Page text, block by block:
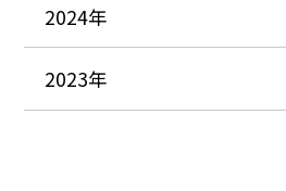
2024年
2023年